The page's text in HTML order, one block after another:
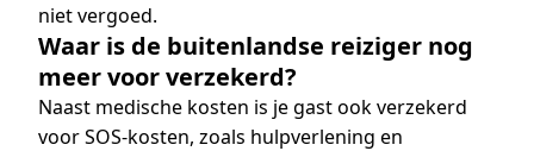
niet vergoed.
Waar is de buitenlandse reiziger nog
meer voor verzekerd?
Naast medische kosten is je gast ook verzekerd
voor SOS-kosten, zoals hulpverlening en